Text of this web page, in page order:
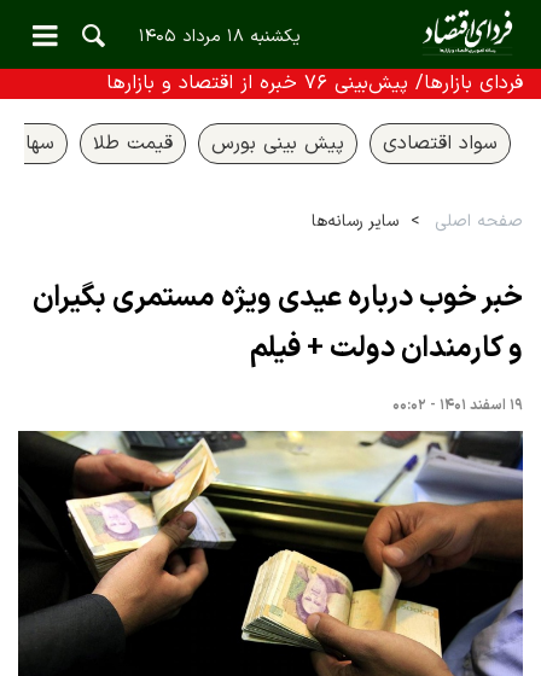
یکشنبه ۱۸ مرداد ۱۴۰۵
فردای بازارها/ پیش‌بینی ۷۶ خبره از اقتصاد و بازارها
سواد اقتصادی پیش بینی بورس قیمت طلا سهام
صفحه اصلی سایر رسانه‌ها
خبر خوب درباره عیدی ویژه مستمری بگیران
و کارمندان دولت + فیلم
۱۹ اسفند ۱۴۰۱ - ۰۰:۰۲